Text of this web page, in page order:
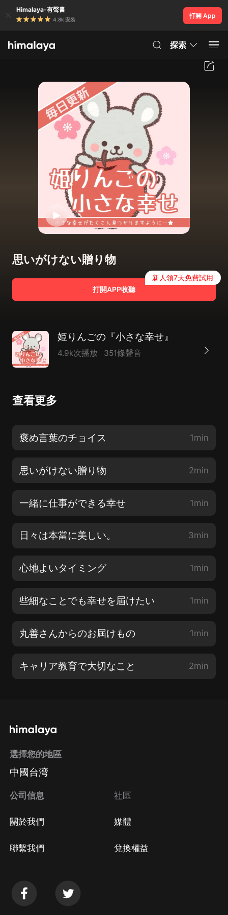
Himalaya-有聲書
4.8k 安裝
打開 App
探索
思いがけない贈り物
打開APP收聽
新人領7天免費試用
姫りんごの『小さな幸せ』
4.9k次播放 351條聲音
查看更多
褒め言葉のチョイス 1min
思いがけない贈り物 2min
一緒に仕事ができる幸せ 1min
日々は本當に美しい。 3min
心地よいタイミング 1min
些細なことでも幸せを屆けたい 1min
丸善さんからのお屆けもの 1min
キャリア教育で大切なこと 2min
選擇您的地區
中國台湾
公司信息
關於我們
聯繫我們
社區
媒體
兌換權益